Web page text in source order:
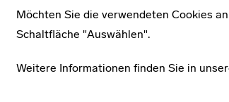
Möchten Sie die verwendeten Cookies
Schaltfläche "Auswählen".
Weitere Informationen finden Sie in